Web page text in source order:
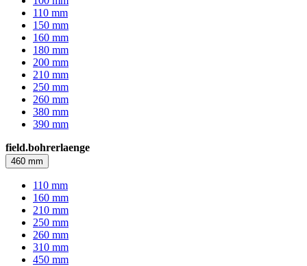
110 mm
150 mm
160 mm
180 mm
200 mm
210 mm
250 mm
260 mm
380 mm
390 mm
field.bohrerlaenge
460 mm
110 mm
160 mm
210 mm
250 mm
260 mm
310 mm
450 mm